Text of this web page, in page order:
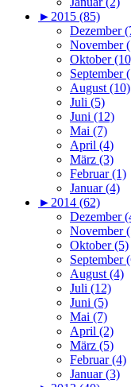
► 2015 (85)
Dezember
November
Oktober
September
August (10)
Juli (5)
Juni (12)
Mai (7)
April (4)
März (3)
Februar (1)
Januar (4)
► 2014 (62)
Dezember
November
Oktober (5)
September
August (4)
Juli (12)
Juni (5)
Mai (7)
April (2)
März (5)
Februar (4)
Januar (3)